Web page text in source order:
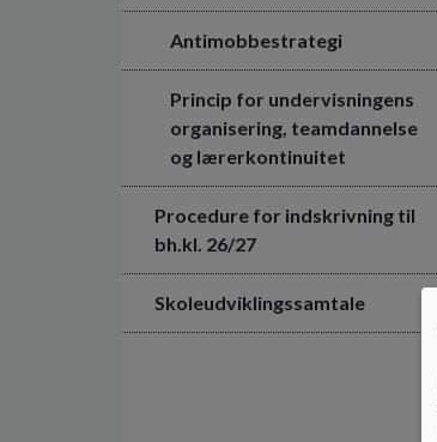
Antimobbestrategi
Princip for undervisningens
organisering, teamdannelse
og lærerkontinuitet
Procedure for indskrivning til
bh.kl. 26/27
Skoleudviklingssamtale